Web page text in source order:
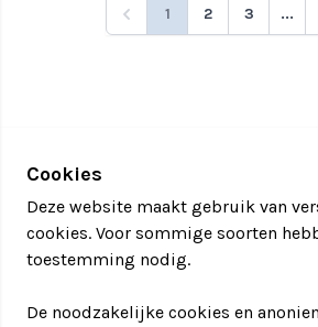
1 2 3 ...
Cookies
Deze website maakt gebruik van
cookies. Voor sommige soorten
toestemming nodig.
De noodzakelijke cookies en